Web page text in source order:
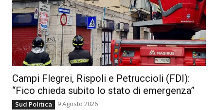
Campi Flegrei, Rispoli e Petruccioli (FDI):
“Fico chieda subito lo stato di emergenza”
Sud Politica 9 Agosto 2026